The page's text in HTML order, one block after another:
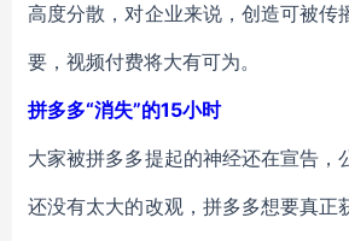
高度分散，对企业来说，创造可被传
要，视频付费将大有可为。
拼多多“消失”的15小时
大家被拼多多提起的神经还在宣告，
还没有太大的改观，拼多多想要真正